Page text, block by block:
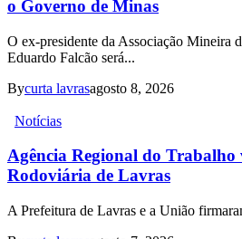
o Governo de Minas
O ex-presidente da Associação
Eduardo Falcão será...
Bycurta lavrasagosto 8, 2026
Notícias
Agência Regional do
Rodoviária de Lavras
A Prefeitura de Lavras e a União